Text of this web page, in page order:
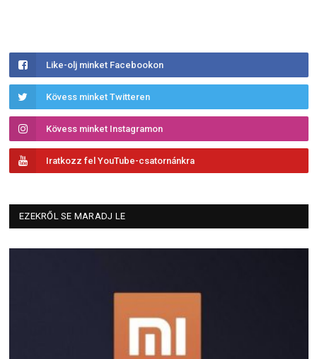
Like-olj minket Facebookon
Kövess minket Twitteren
Kövess minket Instagramon
Iratkozz fel YouTube-csatornánkra
EZEKRŐL SE MARADJ LE